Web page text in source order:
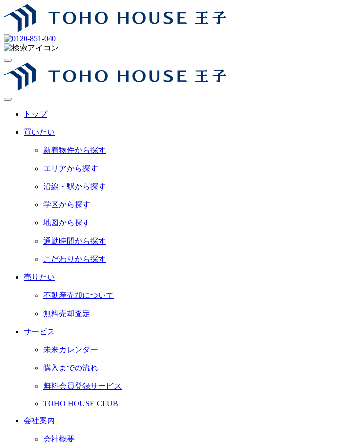
トップ
買いたい
新着物件から探す
エリアから探す
沿線・駅から探す
学区から探す
地図から探す
通勤時間から探す
こだわりから探す
売りたい
不動産売却について
無料売却査定
サービス
未来カレンダー
購入までの流れ
無料会員登録サービス
TOHO HOUSE CLUB
会社案内
会社概要